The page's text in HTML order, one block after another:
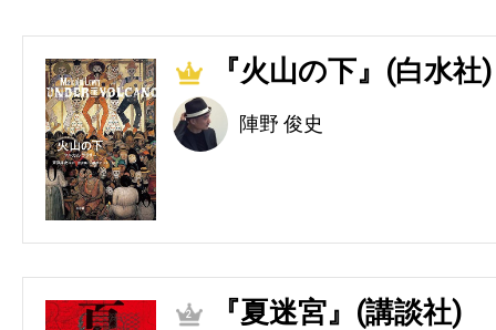
1 『火山の下』(白水社)
陣野 俊史
2 『夏迷宮』(講談社)